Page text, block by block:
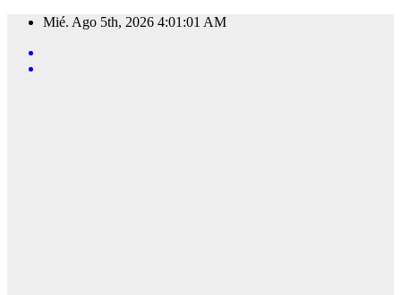
Saltar
contenido
Mié. Ago 5th, 2026 4:01:02 AM